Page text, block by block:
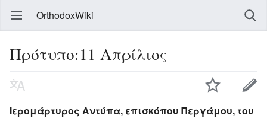
OrthodoxWiki
Πρότυπο:11 Απρίλιος
Ιερομάρτυρος Αντύπα, επισκόπου Περγάμου, του